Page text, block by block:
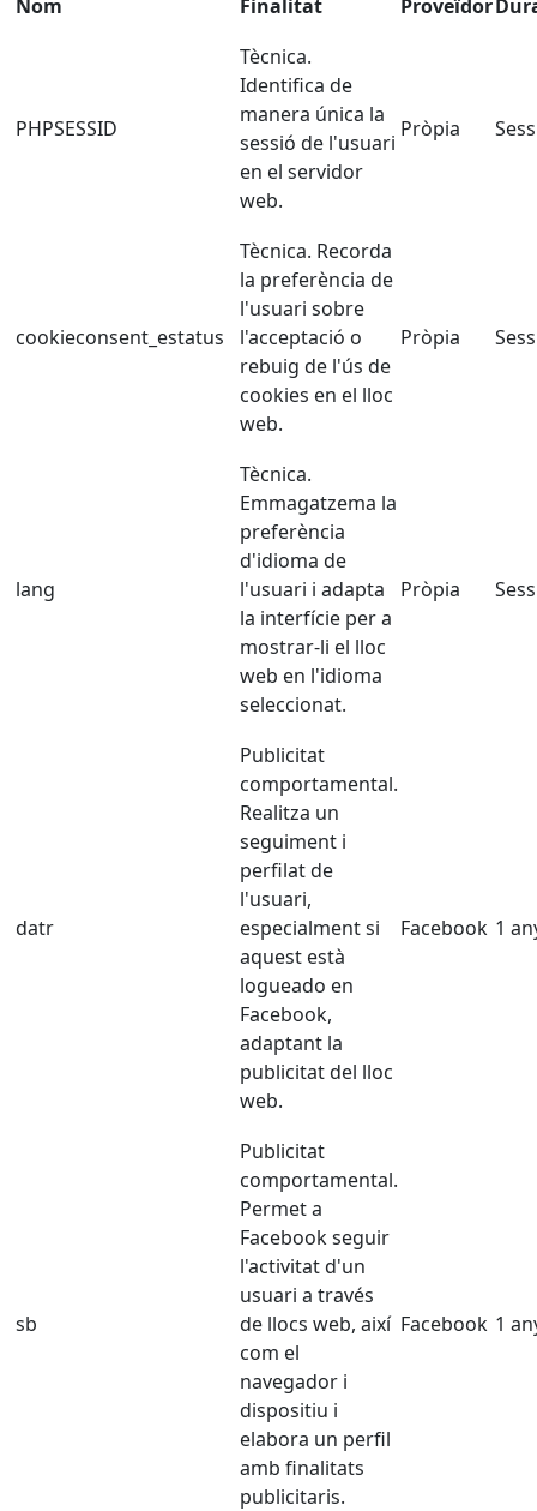
Nom Finalitat Proveïdor
PHPSESSID
Tècnica.
Identifica de
manera única la
sessió de l'usuari
en el servidor
web.
Pròpia
cookieconsent_estatus
Tècnica. Recorda
la preferència de
l'usuari sobre
l'acceptació o
rebuig de l'ús de
cookies en el lloc
web.
Pròpia
lang
Tècnica.
Emmagatzema la
preferència
d'idioma de
l'usuari i adapta
la interfície per a
mostrar-li el lloc
web en l'idioma
seleccionat.
Pròpia
datr
Publicitat
comportamental.
Realitza un
seguiment i
perfilat de
l'usuari,
especialment si
aquest està
logueado en
Facebook,
adaptant la
publicitat del lloc
web.
Facebook 1
sb
Publicitat
comportamental.
Permet a
Facebook seguir
l'activitat d'un
usuari a través
de llocs web, així
com el
navegador i
dispositiu i
elabora un perfil
amb finalitats
publicitaris.
Facebook 1